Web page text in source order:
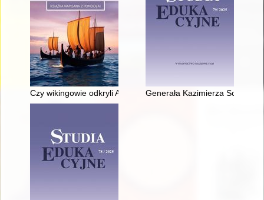
Czy wikingowie odkryli Amerykę?Generała Kazimierza